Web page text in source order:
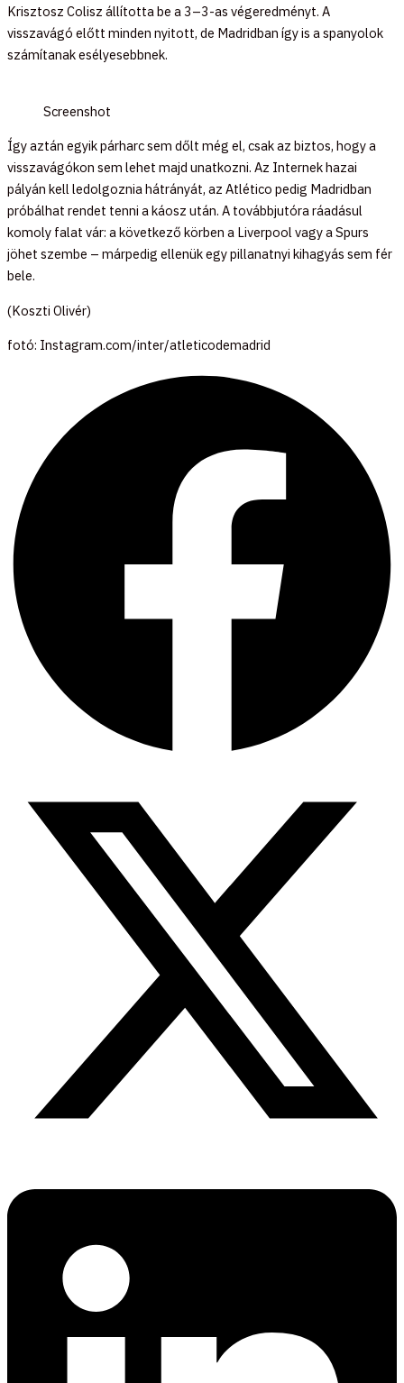
Krisztosz Colisz állította be a 3–3-as végeredményt. A
visszavágó előtt minden nyitott, de Madridban így is a spanyolok
számítanak esélyesebbnek.
Screenshot
Így aztán egyik párharc sem dőlt még el, csak az biztos, hogy a
visszavágókon sem lehet majd unatkozni. Az Internek hazai
pályán kell ledolgoznia hátrányát, az Atlético pedig Madridban
próbálhat rendet tenni a káosz után. A továbbjutóra ráadásul
komoly falat vár: a következő körben a Liverpool vagy a Spurs
jöhet szembe – márpedig ellenük egy pillanatnyi kihagyás sem fér
bele.
(Koszti Olivér)
fotó: Instagram.com/inter/atleticodemadrid